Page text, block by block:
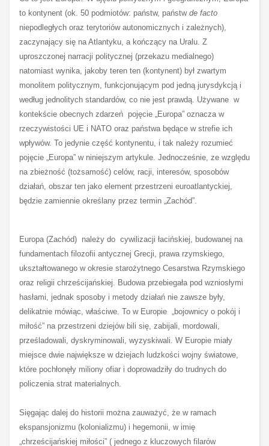
to kontynent (ok. 50 podmiotów: państw, państw de facto
niepodległych oraz terytoriów autonomicznych i zależnych),
zaczynający się na Atlantyku, a kończący na Uralu. Z
uproszczonej narracji politycznej (przekazu medialnego)
natomiast wynika, jakoby teren ten (kontynent) był zwartym
monolitem politycznym, funkcjonującym pod jedną jurysdykcją i
według jednolitych standardów, co nie jest prawdą. Używane w
kontekście obecnych zdarzeń pojęcie „Europa” oznacza w
rzeczywistości UE i NATO oraz państwa będące w strefie ich
wpływów. To jedynie część kontynentu, i tak należy rozumieć
pojęcie „Europa” w niniejszym artykule. Jednocześnie, ze względu
na zbieżność (tożsamość) celów, racji, interesów, sposobów
działań, obszar ten jako element przestrzeni euroatlantyckiej,
będzie zamiennie określany przez termin „Zachód”.
Europa (Zachód) należy do cywilizacji łacińskiej, budowanej na
fundamentach filozofii antycznej Grecji, prawa rzymskiego,
ukształtowanego w okresie starożytnego Cesarstwa Rzymskiego
oraz religii chrześcijańskiej. Budowa przebiegała pod wzniosłymi
hasłami, jednak sposoby i metody działań nie zawsze były,
delikatnie mówiąc, właściwe. To w Europie „bojownicy o pokój i
miłość” na przestrzeni dziejów bili się, zabijali, mordowali,
prześladowali, dyskryminowali, wyzyskiwali. W Europie miały
miejsce dwie największe w dziejach ludzkości wojny światowe,
które pochłonęły miliony ofiar i doprowadziły do trudnych do
policzenia strat materialnych.
Sięgając dalej do historii można zauważyć, że w ramach
ekspansjonizmu (kolonializmu) i hegemonii, w imię
„chrześcijańskiej miłości” ( jednego z kluczowych filarów